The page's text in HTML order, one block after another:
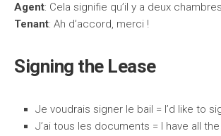
Agent: Cela signifie qu’il y a deux
Tenant: Ah d’accord, merci !
Signing the Lease
Je voudrais signer le bail = I’d like to
J’ai tous les documents = I have all